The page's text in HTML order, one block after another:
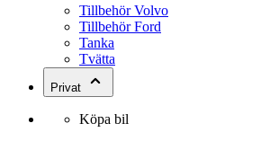
Tillbehör Volvo
Tillbehör Ford
Tanka
Tvätta
Privat
Köpa bil